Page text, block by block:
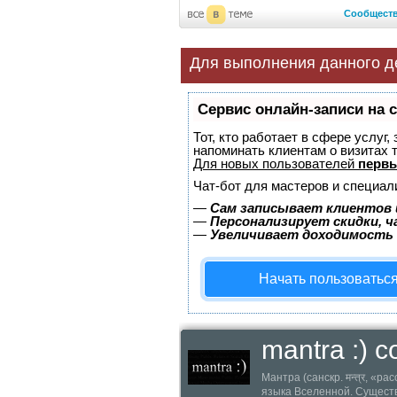
Для выполнения данного
Сервис онлайн-записи на
Тот, кто работает в сфере
напоминать клиентам о
Для новых пользователей
Чат-бот для мастеров и
— Сам записывает
— Персонализирует скидки,
— Увеличивает
Начать
mantra :)
Мантра (санскр. मन्त्र,
языка Вселенной.